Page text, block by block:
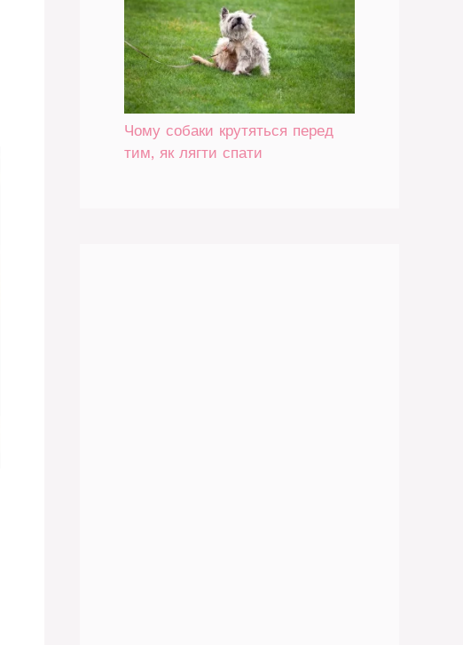
Чому собаки крутяться перед
тим, як лягти спати